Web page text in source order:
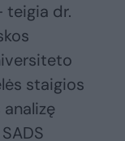
teigia dr.
staigios